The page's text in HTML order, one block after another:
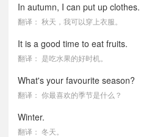
In autumn, I can put up clothes.
翻译： 秋天，我可以穿上衣服。
It is a good time to eat fruits.
翻译： 是吃水果的好时机。
What's your favourite season?
翻译： 你最喜欢的季节是什么？
Winter.
翻译： 冬天。